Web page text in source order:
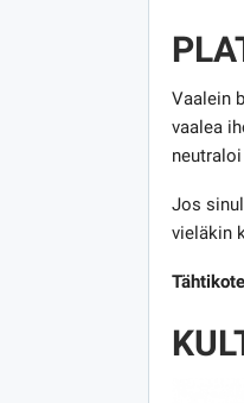
Vaalein
vaalea
Jos
vieläkin